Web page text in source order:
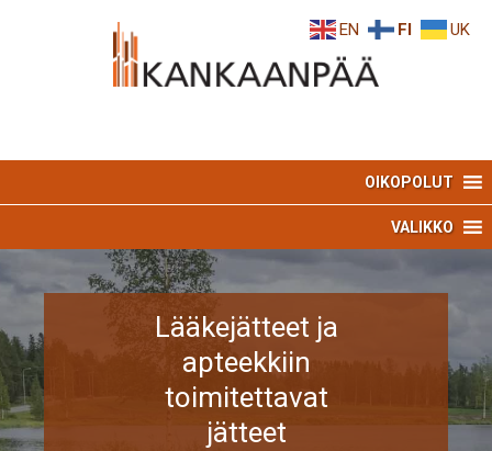
OIKOPOLUT
VALIKKO
Lääkejätteet ja
apteekkiin
toimitettavat
jätteet
EN FI UK